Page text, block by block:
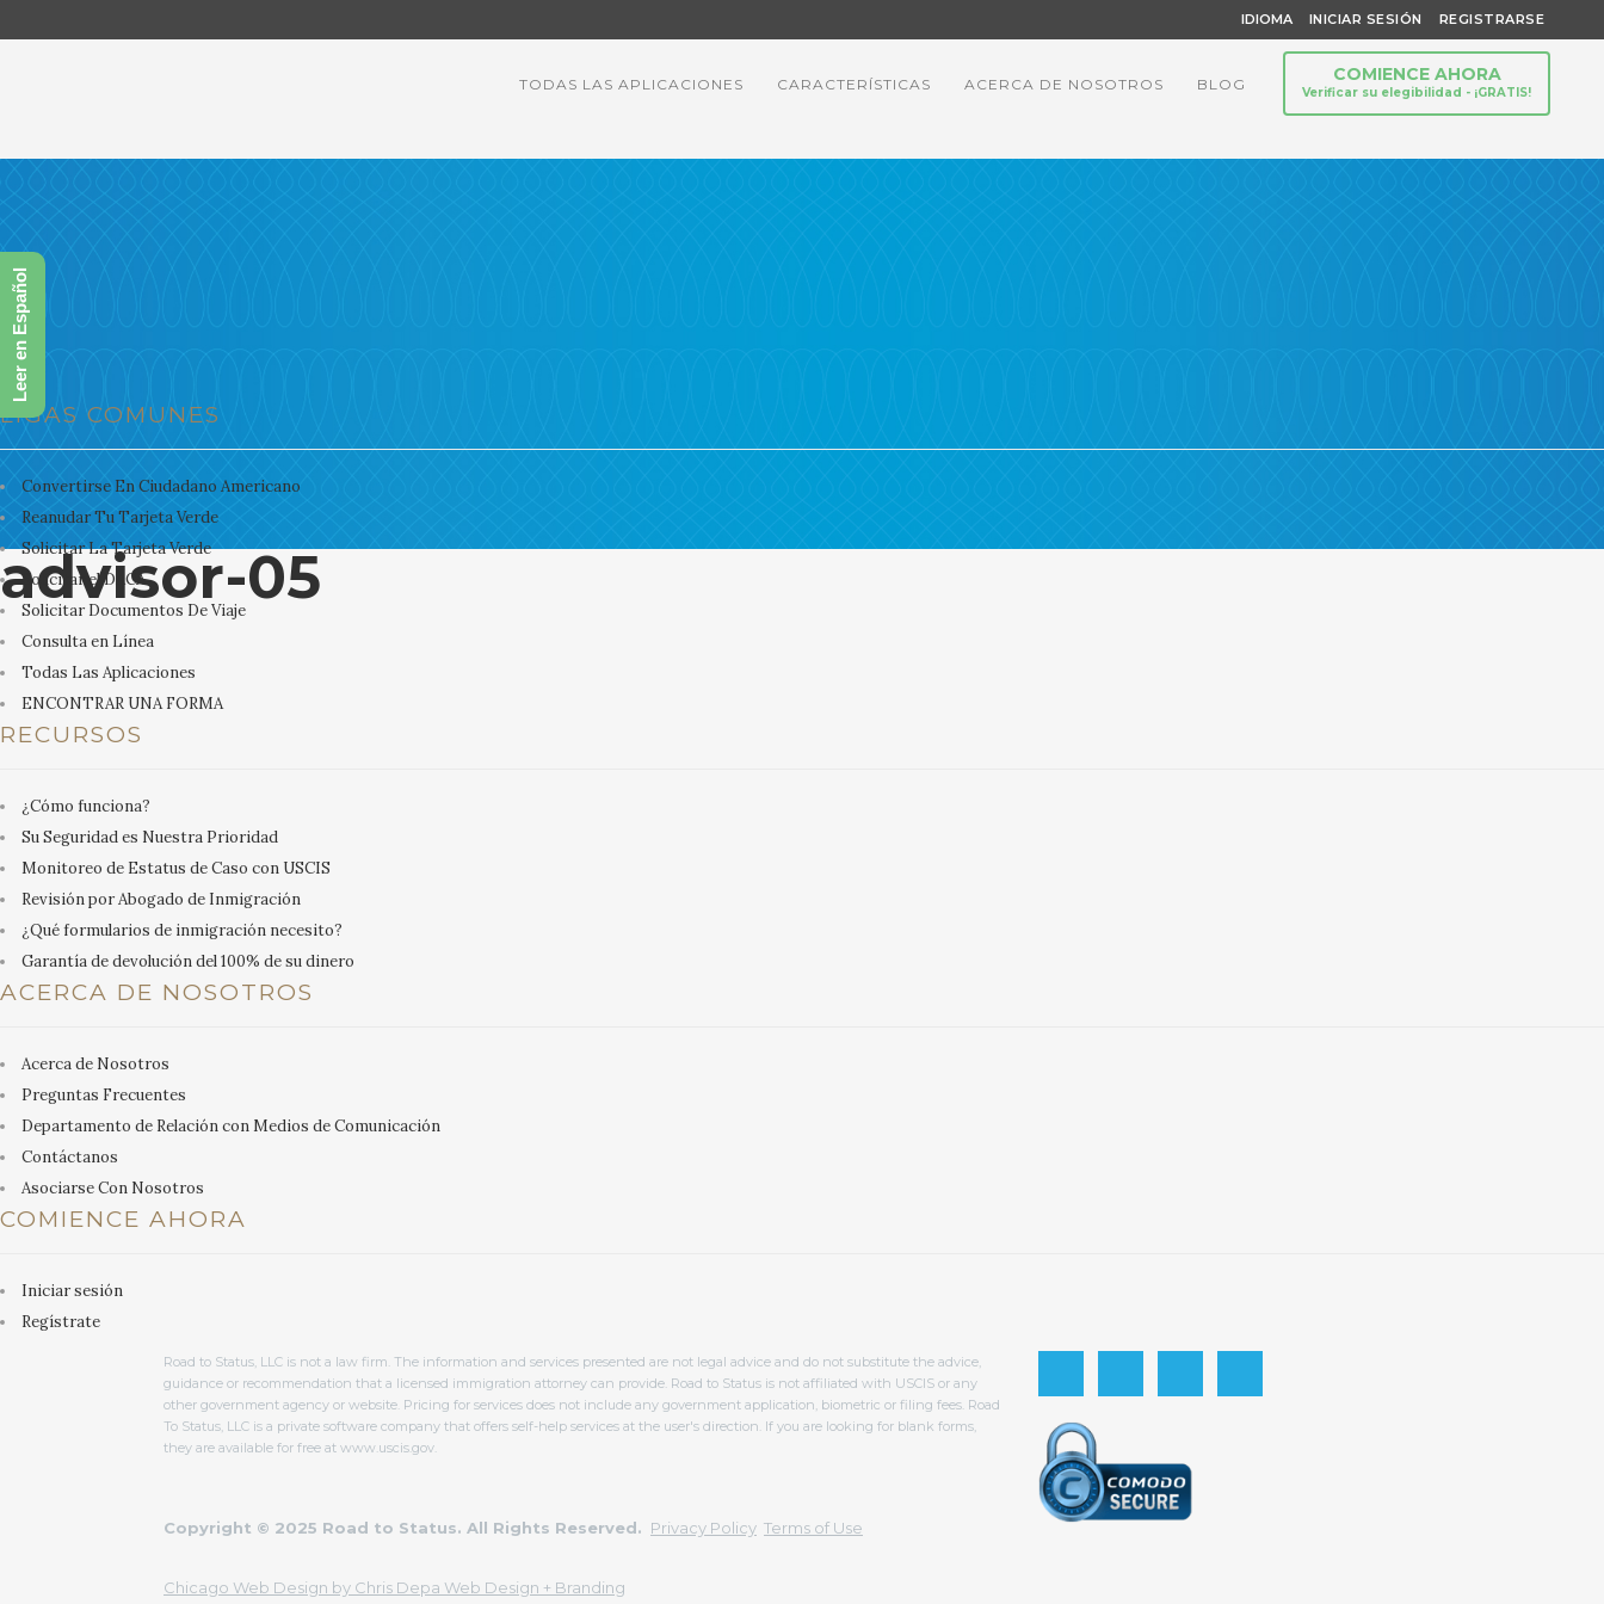
IDIOMA INICIAR SESIÓN REGISTRARSE
COMIENCE AHORA
Verificar su elegibilidad - ¡GRATIS!
TODAS LAS APLICACIONES CARACTERÍSTICAS ACERCA DE NOSOTROS BLOG
advisor-05
LIGAS COMUNES
Convertirse En Ciudadano Americano
Reanudar Tu Tarjeta Verde
Solicitar La Tarjeta Verde
Solicitar el DACA
Solicitar Documentos De Viaje
Consulta en Línea
Todas Las Aplicaciones
ENCONTRAR UNA FORMA
RECURSOS
¿Cómo funciona?
Su Seguridad es Nuestra Prioridad
Monitoreo de Estatus de Caso con USCIS
Revisión por Abogado de Inmigración
¿Qué formularios de inmigración necesito?
Garantía de devolución del 100% de su dinero
ACERCA DE NOSOTROS
Acerca de Nosotros
Preguntas Frecuentes
Departamento de Relación con Medios de Comunicación
Contáctanos
Asociarse Con Nosotros
COMIENCE AHORA
Iniciar sesión
Regístrate
Road to Status, LLC is not a law firm. The information and services presented are not legal advice and do not substitute the advice,
guidance or recommendation that a licensed immigration attorney can provide. Road to Status is not affiliated with USCIS or any
other government agency or website. Pricing for services does not include any government application, biometric or filing fees. Road
To Status, LLC is a private software company that offers self-help services at the user's direction. If you are looking for blank forms,
they are available for free at www.uscis.gov.
Copyright © 2025 Road to Status. All Rights Reserved. Privacy Policy Terms of Use
Chicago Web Design by Chris Depa Web Design + Branding
Leer en Español